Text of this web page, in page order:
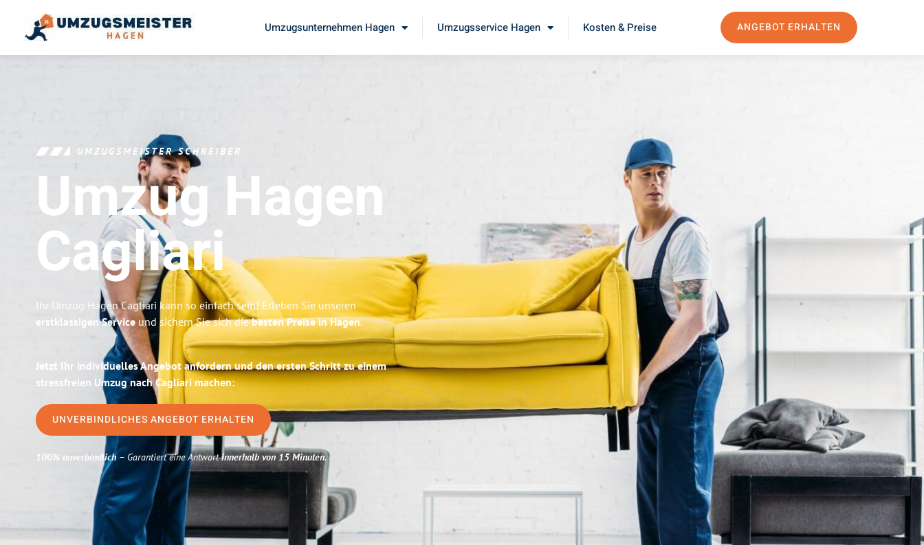
Umzugsunternehmen Hagen Umzugsservice Hagen Kosten & Preise ANGEBOT ERHALTEN
UMZUGSMEISTER SCHREIBER
Umzug Hagen
Cagliari
Ihr Umzug Hagen Cagliari kann so einfach sein! Erleben Sie unseren
erstklassigen Service und sichern Sie sich diebesten Preise in Hagen.
Jetzt Ihr individuelles Angebot anfordern und den ersten Schritt zu einem
stressfreien Umzug nach Cagliari machen:
UNVERBINDLICHES ANGEBOT ERHALTEN
100% unverbindlich– Garantiert eine Antwortinnerhalb von 15 Minuten.